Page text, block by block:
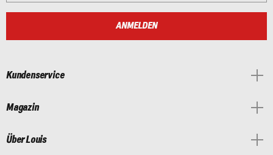
ANMELDEN
Kundenservice
Magazin
Über Louis